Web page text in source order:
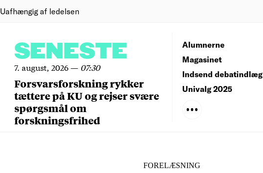
Uafhængig af ledelsen
SENESTE
7. august, 2026— 07:30
Forsvarsforskning rykker
tættere på KU og rejser svære
spørgsmål om
forskningsfrihed
Alumnerne
Magasinet
Indsend debatindlæg
Univalg 2025
FORELÆSNING